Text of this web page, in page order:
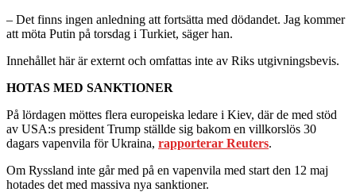
– Det finns ingen anledning att fortsätta med dödandet. Jag kommer
att möta Putin på torsdag i Turkiet, säger han.
Innehållet här är externt och omfattas inte av Riks utgivningsbevis.
HOTAS MED SANKTIONER
På lördagen möttes flera europeiska ledare i Kiev, där de med stöd
av USA:s president Trump ställde sig bakom en villkorslös 30
dagars vapenvila för Ukraina, rapporterar Reuters.
Om Ryssland inte går med på en vapenvila med start den 12 maj
hotades det med massiva nya sanktioner.